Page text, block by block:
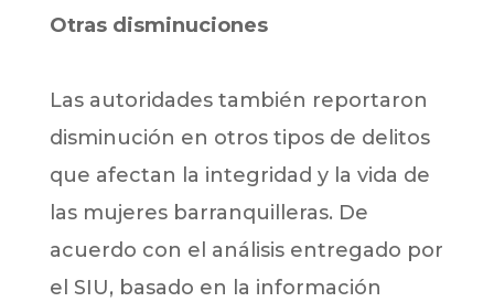
Otras disminuciones
Las autoridades también reportaron
disminución en otros tipos de delitos
que afectan la integridad y la vida de
las mujeres barranquilleras. De
acuerdo con el análisis entregado por
el SIU, basado en la información